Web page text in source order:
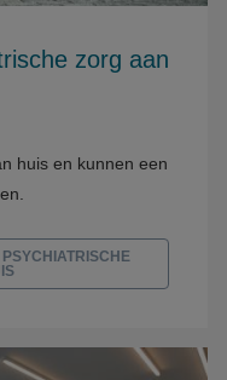
zorg aan
huis en kunnen een